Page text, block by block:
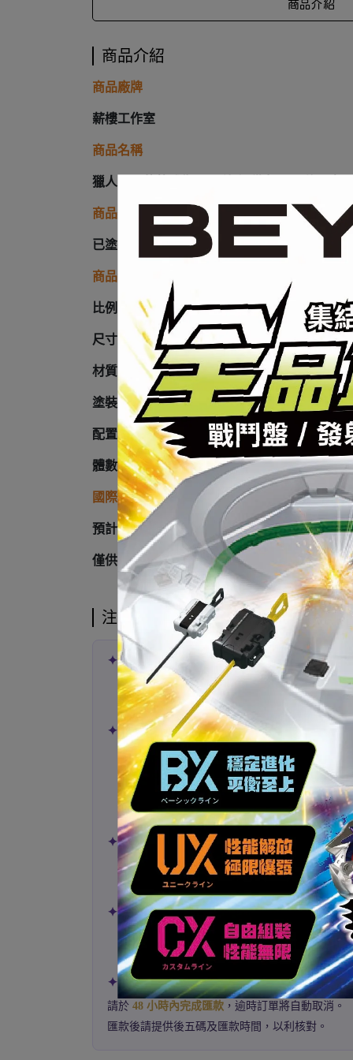
商品介紹
商品介紹
商品廠牌
薪樓工作室
商品名稱
獵人 GK 蒐藏雕像 尼飛彼多 貓女-玩具修理者
商品類型
已塗裝完成品
商品介紹
比例：1/6
尺寸：高56 寬42 深44 cm
材質：樹脂+透明樹脂+PU
塗裝：漆核
配置：貓女人物+玩具修理者+豪華地台場景特
體數：限量99體
國際運費到台另計
預計發貨日：26年12月
僅供參考，以廠商實際出貨時間為準
注意事項
✦ 代購已發售商品 ✦
400% & 500% 下單後約2–3 週
抵台
1000% 下單後約4–5 週
✦ 預購商品注意事項 ✦
預購商品可能因官方延期而延後出貨，
恕不另
請於商品結單日前完成下標，商品名稱尾碼皆
例如：
xxx0628表示 6 月 28 日結單。
不同到貨月份之預購商品請分開下標。
✦ 出貨與順序 ✦
若遇到貨量不足或廠商取消訂單，將依以下順
①
付清全額者優先 → ② 已付訂金者 → ③ 依
✦ 取貨與保留 ✦
支付訂金及付清者，商品到貨後保留期限為14
期限內未取視為棄標，訂金不退還。
✦ 匯款付款者注意 ✦
請於 48 小時內完成匯款 ，逾時訂單將自動取消。
匯款後請提供後五碼及匯款時間，以利核對。